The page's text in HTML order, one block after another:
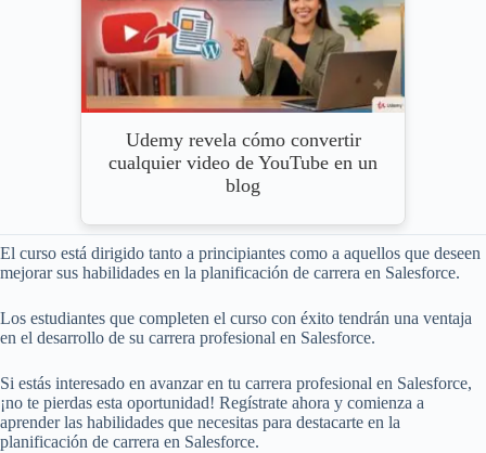
Udemy revela cómo convertir
cualquier video de YouTube en un
blog
El curso está dirigido tanto a principiantes como a aquellos que deseen
mejorar sus habilidades en la planificación de carrera en Salesforce.
Los estudiantes que completen el curso con éxito tendrán una ventaja
en el desarrollo de su carrera profesional en Salesforce.
Si estás interesado en avanzar en tu carrera profesional en Salesforce,
¡no te pierdas esta oportunidad! Regístrate ahora y comienza a
aprender las habilidades que necesitas para destacarte en la
planificación de carrera en Salesforce.